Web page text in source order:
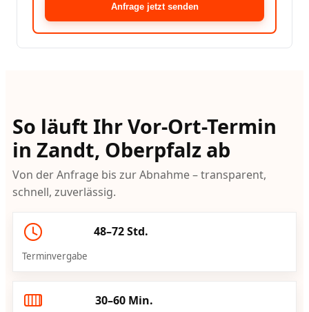
Anfrage jetzt senden
So läuft Ihr Vor-Ort-Termin
in Zandt, Oberpfalz ab
Von der Anfrage bis zur Abnahme – transparent,
schnell, zuverlässig.
48–72 Std.
Terminvergabe
30–60 Min.